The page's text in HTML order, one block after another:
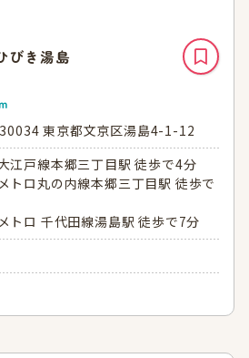
びき湯島
ｍ
東京都文京区湯島4-1-12
江戸線本郷三丁目駅 徒歩で4分
トロ丸の内線本郷三丁目駅 徒歩で
トロ 千代田線湯島駅 徒歩で7分